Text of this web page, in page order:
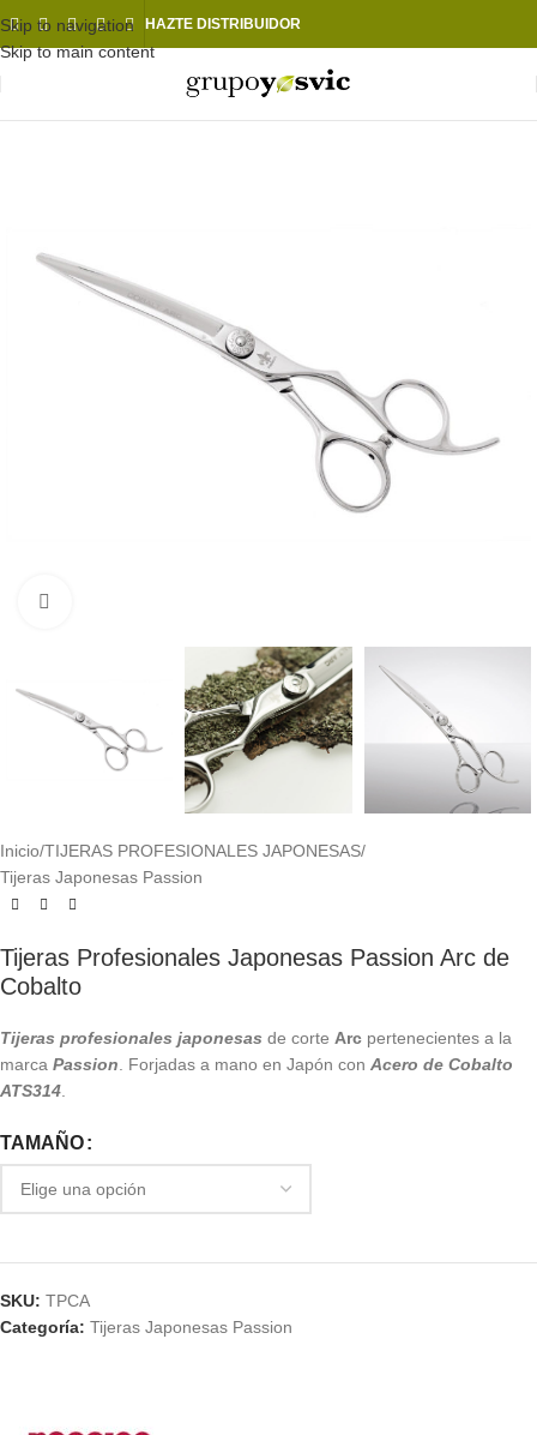
Skip to navigation
Skip to main content
HAZTE DISTRIBUIDOR
Inicio/TIJERAS PROFESIONALES JAPONESAS/
Tijeras Japonesas Passion
Tijeras Profesionales Japonesas Passion Arc de
Cobalto
Tijeras profesionales japonesas de corte Arc pertenecientes a la
marca Passion. Forjadas a mano en Japón con Acero de Cobalto
ATS314.
TAMAÑO
SKU: TPCA
Categoría: Tijeras Japonesas Passion